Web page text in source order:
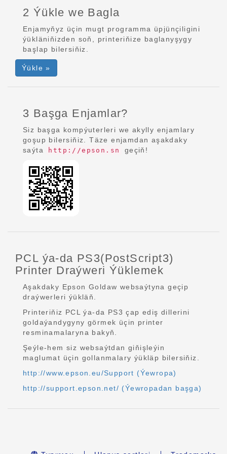
2 Ýükle we Bagla
Enjamyňyz üçin mugt programma üpjünçiligini
ýükläniňizden soň, printeriňize baglanyşygy
başlap bilersiňiz.
Ýükle »
3 Başga Enjamlar?
Siz başga kompýuterleri we akylly enjamlary
goşup bilersiňiz. Täze enjamdan aşakdaky
saýta
http://epson.sn geçiň!
PCL ýa-da PS3(PostScript3)
Printer Draýweri Ýüklemek
Aşakdaky Epson Goldaw websaýtyna geçip
draýwerleri ýükläň.
Printeriňiz PCL ýa-da PS3 çap ediş dillerini
goldaýandygyny görmek üçin printer
resminamalaryna bakyň.
Şeýle-hem siz websaýtdan giňişleýin
maglumat üçin gollanmalary ýükläp bilersiňiz.
http://www.epson.eu/Support (Ýewropa)
http://support.epson.net/ (Ýewropadan başga)